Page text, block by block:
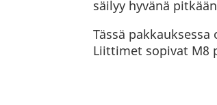
säilyy hyvänä
Tässä
Liittimet sopivat M8